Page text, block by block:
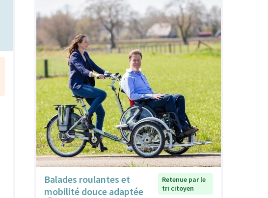
Balades roulantes et
mobilité douce adaptée
Retenue par le
tri citoyen